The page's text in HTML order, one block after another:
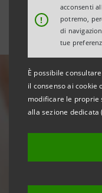
!
acconsenti
potremo,
di
tue
È possibile
il consenso ai cookie
modificare le proprie
alla sezione dedicata (